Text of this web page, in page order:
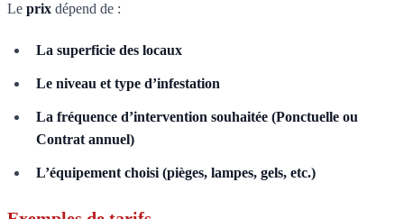
Le prix dépend de :
La superficie des locaux
Le niveau et type d’infestation
La fréquence d’intervention souhaitée (Ponctuelle ou
Contrat annuel)
L’équipement choisi (pièges, lampes, gels, etc.)